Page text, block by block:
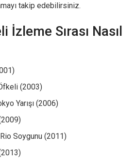
takip edebilirsiniz.
İzleme Sırası Nasıl
(2003)
Yarışı (2006)
Soygunu (2011)